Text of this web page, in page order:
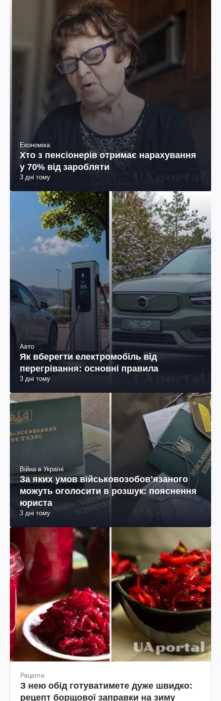
Економіка
Хто з пенсіонерів отримає нарахування
у 70% від заробляти
3 дні тому
Авто
Як вберегти електромобіль від
перегрівання: основні правила
3 дні тому
Війна в Україні
За яких умов військовозобов’язаного
можуть оголосити в розшук: пояснення
юриста
3 дні тому
Рецепти
З нею обід готуватимете дуже швидко:
рецепт борщової заправки на зиму